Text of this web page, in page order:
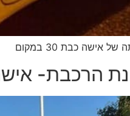
כבת 30 במקום
כבת 50 נהרגה מפגיעת